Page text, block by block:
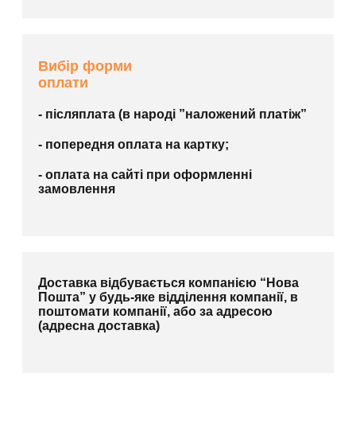
Вибір форми
оплати
- післяплата (в народі ”наложений платіж”
- попередня оплата на картку;
- оплата на сайті при оформленні
замовлення
Доставка відбувається компанією “Нова
Пошта” у будь-яке відділення компанії, в
поштомати компанії, або за адресою
(адресна доставка)